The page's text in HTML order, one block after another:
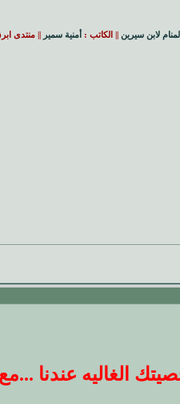
لابن سيرين || الكاتب : أمنية سمير || منتدى
عندنا ...مع